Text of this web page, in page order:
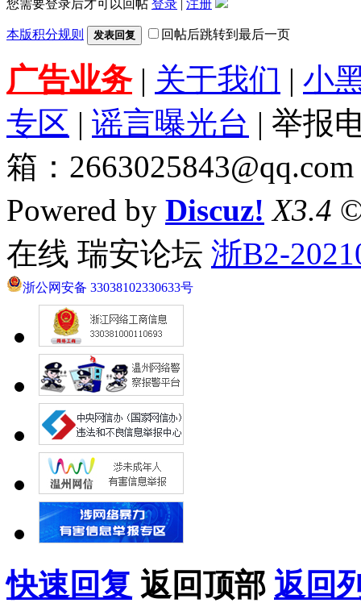
您需要登录后才可以回帖 登录 注册
本版积分规则 发表回复 回帖后跳转到最后一页
广告业务| 关于我们 | 小
专区 | 谣言曝光台 | 举报
箱：2663025843@qq.com
Powered by Discuz! X3.4
在线 瑞安论坛 浙B2-
浙公网安备 33038102330633号
快速回复 返回顶部 返回